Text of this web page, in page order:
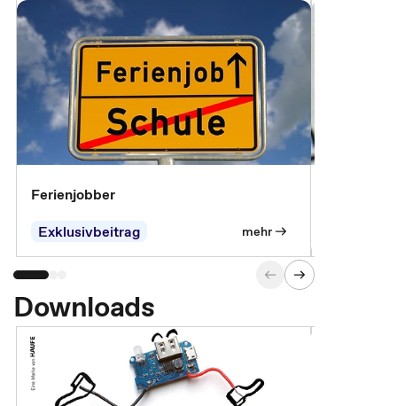
Ferienjobber
Exklusivbeitrag
mehr
Downloads